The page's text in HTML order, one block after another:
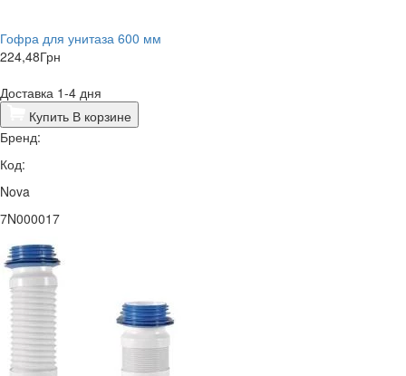
Гофра для унитаза 600 мм
224,48Грн
Доставка 1-4 дня
Купить В корзине
Бренд:
Код:
Nova
7N000017